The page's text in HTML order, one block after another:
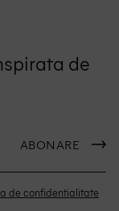
de
ABONARE
de confidentialitate